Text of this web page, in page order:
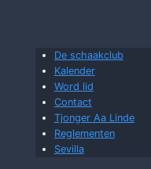
De schaakclub
Kalender
Word lid
Contact
Tjonger Aa Linde
Reglementen
Sevilla